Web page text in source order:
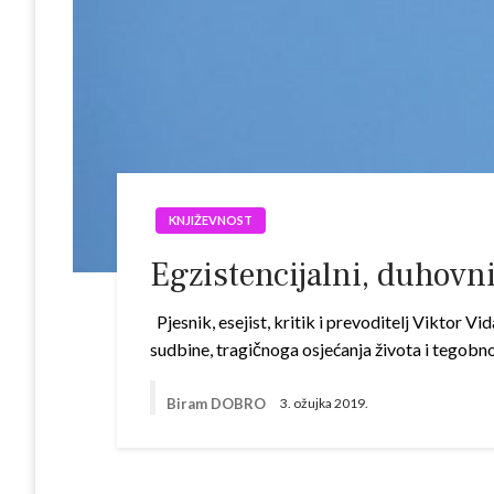
KNJIŽEVNOST
Egzistencijalni,
Pjesnik, esejist, kritik i prevoditelj Viktor
sudbine, tragičnoga osjećanja života i
Biram DOBRO 3. ožujka 2019.